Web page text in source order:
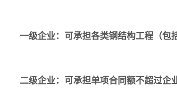
一级企业：可承担各类钢结构工程（包
二级企业：可承担单项合同额不超过